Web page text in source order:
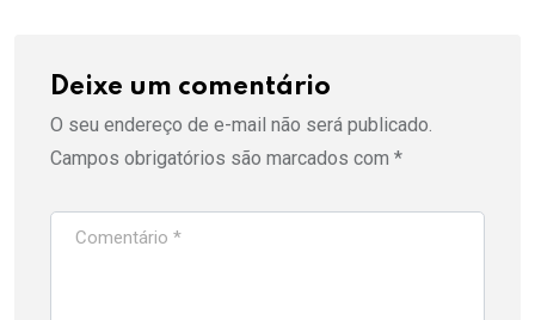
Deixe um comentário
O seu endereço de e-mail não será publicado.
Campos obrigatórios são marcados com *